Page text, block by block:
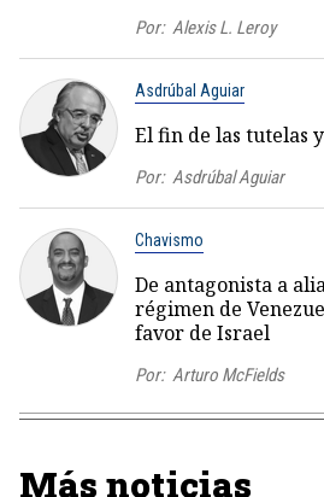
Por: Alexis L. Leroy
Asdrúbal Aguiar
El fin de las tutelas
Por: Asdrúbal Aguiar
Chavismo
De antagonista a
régimen de
favor de Israel
Por: Arturo McFields
Más noticias